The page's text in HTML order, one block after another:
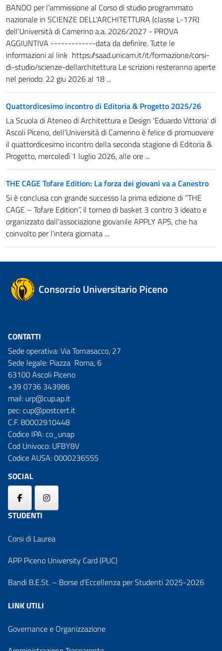
BANDO per l’ammissione al Corso di studio programmato
nazionale in SCIENZE DELL'ARCHITETTURA (classe L-17R)
dell'Università di Camerino a.a. 2026/2027 - PROVA
AGGIUNTIVA -------------data da definire. Tutte le
informazioni al link https://saad.unicam.it/it/formazione/corsi-
di-studio/scienze-dellarchitettura Le scrizioni resteranno aperte
nel periodo: 22 giu 2026 al 18 ...
Quattordicesimo incontro di Editoria & Progetto 2025/26
La Scuola di Ateneo di Architettura e Design 'Eduardo Vittoria' di
Ascoli Piceno, dell’Università di Camerino è felice di promuovere
il quattordicesimo incontro della seconda stagione di Editoria &
Progetto, mercoledì 1 luglio 2026, alle ore ...
THE CAGE Tofare Edition: La forza dei giovani va a Canestro
Si è conclusa con grande successo la prima edizione di “THE
CAGE – Tofare Edition”, il torneo di basket 3 contro 3 ideato e
organizzato dall'associazione giovanile APPLY APS, che ha
coinvolto per l'intera giornata ...
Consorzio Universitario Piceno
CONTATTI
Sede operativa: Via Tornasacco, 27
Sede legale: Piazza Roma, 6
63100 Ascoli Piceno
+39 0736 343986
mail: urp@cup.ap.it
pec:cup@postcert.it
C.F. 80002910448
Codice IPA: co_unap
Cod Univoco: UFBY8V
Codice AUSA: 0000236555
SOCIAL
STUDENTI
Corsi di Laurea
APP Piceno University Card (PUC)
Bandi B.E.St. – Borse d’Eccellenza per Studenti 2025-2026
LINK UTILI
Governance e Organizzazione